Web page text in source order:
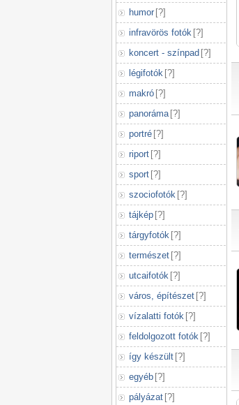
humor [?]
infravörös fotók [?]
koncert - színpad [?]
légifotók [?]
makró [?]
panoráma [?]
portré [?]
riport [?]
sport [?]
szociofotók [?]
tájkép [?]
tárgyfotók [?]
természet [?]
utcaifotók [?]
város, építészet [?]
vízalatti fotók [?]
feldolgozott fotók [?]
így készült [?]
egyéb [?]
pályázat [?]